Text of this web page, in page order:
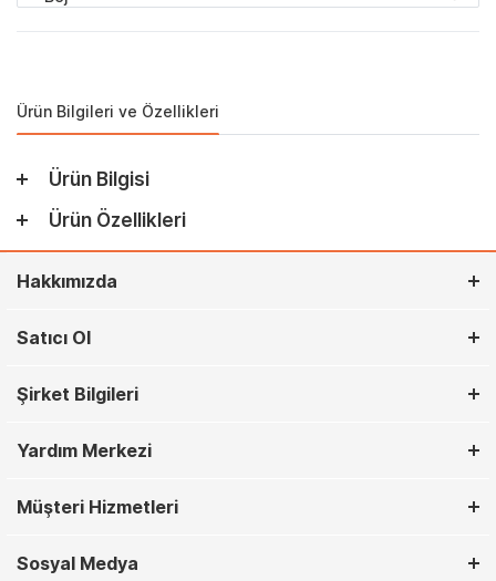
Ürün Bilgileri ve Özellikleri
Ürün Bilgisi
Ürün Özellikleri
Hakkımızda
Satıcı Ol
Şirket Bilgileri
Yardım Merkezi
Müşteri Hizmetleri
Sosyal Medya